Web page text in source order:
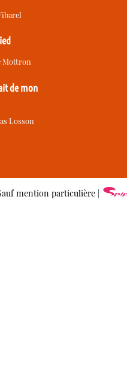
Mottron
de mon
Losson
mention particulière |